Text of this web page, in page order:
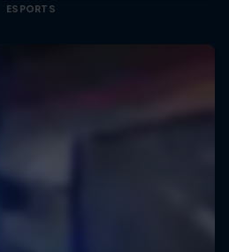
ESPORTS